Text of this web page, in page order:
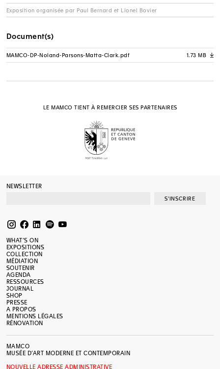
Exposition organisée par Paul Bernard et Lionel Bovier
Document(s)
MAMCO-DP-Noland-Parsons-Matta-Clark.pdf A
1.73 MB
LE MAMCO TIENT À REMERCIER SES PARTENAIRES
NEWSLETTER
S'INSCRIRE
WHAT’S ON
EXPOSITIONS
COLLECTION
MÉDIATION
SOUTENIR
AGENDA
RESSOURCES
JOURNAL
SHOP
PRESSE
A PROPOS
MENTIONS LÉGALES
RÉNOVATION
MAMCO
MUSÉE D’ART MODERNE ET CONTEMPORAIN
NOUVELLE ADRESSE ADMINISTRATIVE